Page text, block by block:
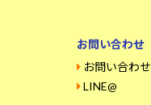
お問い合わせ
お問い合わせ
LINE@